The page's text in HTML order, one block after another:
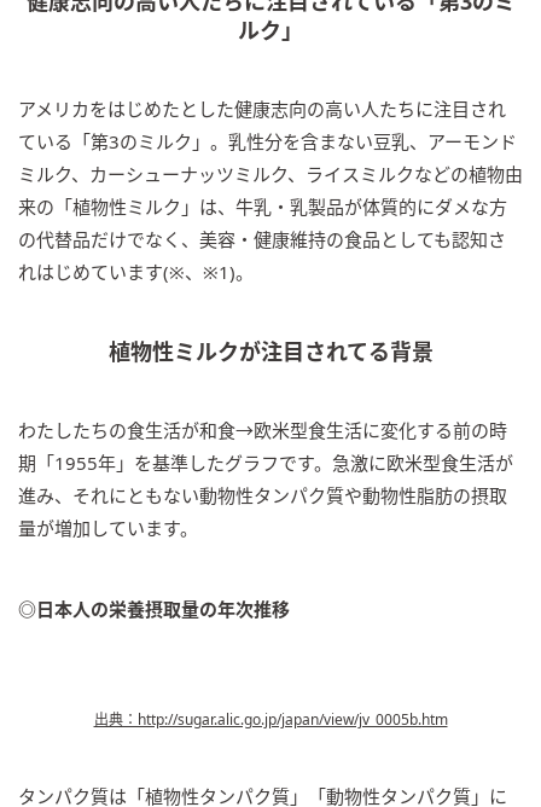
ルク」
アメリカをはじめたとした健康志向の高い人たちに注目され
ている「第3のミルク」。乳性分を含まない豆乳、アーモンド
ミルク、カーシューナッツミルク、ライスミルクなどの植物由
来の「植物性ミルク」は、牛乳・乳製品が体質的にダメな方
の代替品だけでなく、美容・健康維持の食品としても認知さ
れはじめています(※、※1)。
植物性ミルクが注目されてる背景
わたしたちの食生活が和食→欧米型食生活に変化する前の時
期「1955年」を基準したグラフです。急激に欧米型食生活が
進み、それにともない動物性タンパク質や動物性脂肪の摂取
量が増加しています。
◎日本人の栄養摂取量の年次推移
出典：http://sugar.alic.go.jp/japan/view/jv_0005b.htm
タンパク質は「植物性タンパク質」「動物性タンパク質」に